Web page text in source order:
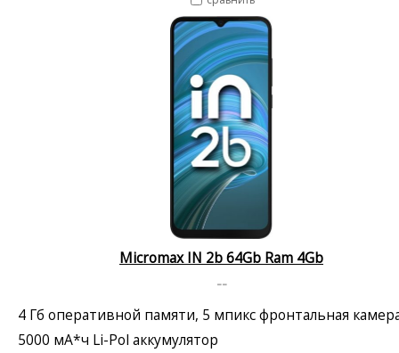
Micromax IN 2b 64Gb Ram 4Gb
--
4 Гб оперативной памяти, 5 мпикс фронтальная
5000 мА*ч Li-Pol аккумулятор